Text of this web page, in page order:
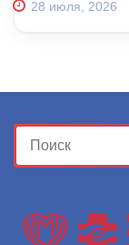
28 июля, 2026